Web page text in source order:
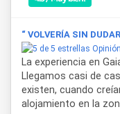
grupos y
personas, ofreciendo
pensión o pensión
alternativa elegida
estudio,
recreativas y
“ VOLVERÍA SIN
La experiencia en
Llegamos casi de
existen, cuando
alojamiento en la